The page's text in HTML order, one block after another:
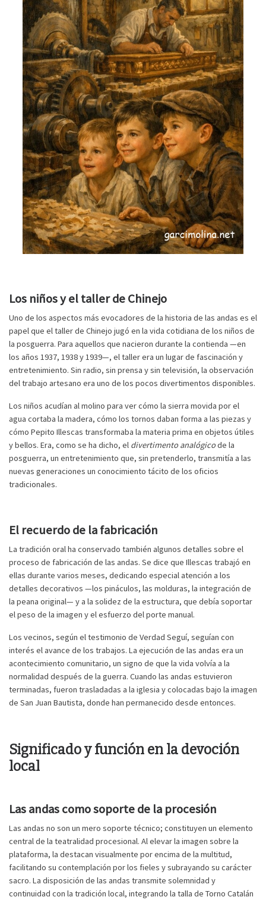
Los niños y el taller de Chinejo
Uno de los aspectos más evocadores de la historia de las andas es el
papel que el taller de Chinejo jugó en la vida cotidiana de los niños de
la posguerra. Para aquellos que nacieron durante la contienda —en
los años 1937, 1938 y 1939—, el taller era un lugar de fascinación y
entretenimiento. Sin radio, sin prensa y sin televisión, la observación
del trabajo artesano era uno de los pocos divertimentos disponibles.
Los niños acudían al molino para ver cómo la sierra movida por el
agua cortaba la madera, cómo los tornos daban forma a las piezas y
cómo Pepito Illescas transformaba la materia prima en objetos útiles
y bellos. Era, como se ha dicho, el divertimento analógicode la
posguerra, un entretenimiento que, sin pretenderlo, transmitía a las
nuevas generaciones un conocimiento tácito de los oficios
tradicionales.
El recuerdo de la fabricación
La tradición oral ha conservado también algunos detalles sobre el
proceso de fabricación de las andas. Se dice que Illescas trabajó en
ellas durante varios meses, dedicando especial atención a los
detalles decorativos —los pináculos, las molduras, la integración de
la peana original— y a la solidez de la estructura, que debía soportar
el peso de la imagen y el esfuerzo del porte manual.
Los vecinos, según el testimonio de Verdad Seguí, seguían con
interés el avance de los trabajos. La ejecución de las andas era un
acontecimiento comunitario, un signo de que la vida volvía a la
normalidad después de la guerra. Cuando las andas estuvieron
terminadas, fueron trasladadas a la iglesia y colocadas bajo la imagen
de San Juan Bautista, donde han permanecido desde entonces.
Significado y función en la devoción
local
Las andas como soporte de la procesión
Las andas no son un mero soporte técnico; constituyen un elemento
central de la teatralidad procesional. Al elevar la imagen sobre la
plataforma, la destacan visualmente por encima de la multitud,
facilitando su contemplación por los fieles y subrayando su carácter
sacro. La disposición de las andas transmite solemnidad y
continuidad con la tradición local, integrando la talla de Torno Catalán